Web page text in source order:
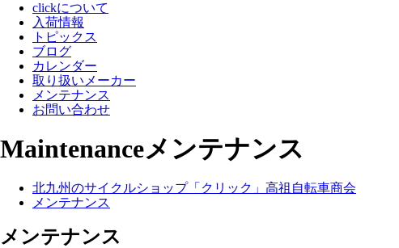
clickについて
入荷情報
トピックス
ブログ
カレンダー
取り扱いメーカー
メンテナンス
お問い合わせ
Maintenanceメンテナンス
北九州のサイクルショップ「クリック」高祖自転車商会
メンテナンス
メンテナンス